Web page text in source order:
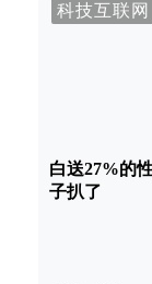
科技互联网
白送27%的
子扒了